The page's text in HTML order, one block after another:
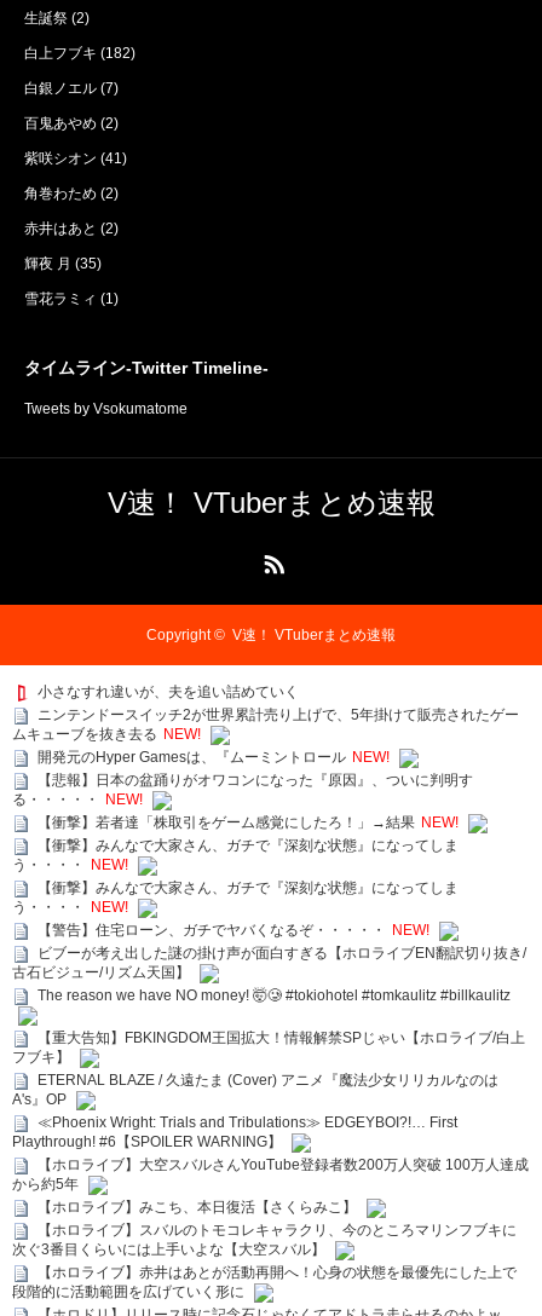
生誕祭 (2)
白上フブキ (182)
白銀ノエル (7)
百鬼あやめ (2)
紫咲シオン (41)
角巻わため (2)
赤井はあと (2)
輝夜 月 (35)
雪花ラミィ (1)
タイムライン-Twitter Timeline-
Tweets by Vsokumatome
V速！ VTuberまとめ速報
Copyright © V速！ VTuberまとめ速報
小さなすれ違いが、夫を追い詰めていく
ニンテンドースイッチ2が世界累計売り上げで、5年掛けて販売されたゲー
ムキューブを抜き去る NEW!
開発元のHyper Gamesは、『ムーミントロール NEW!
【悲報】日本の盆踊りがオワコンになった『原因』、ついに判明す
る・・・・・
NEW!
【衝撃】若者達「株取引をゲーム感覚にしたろ！」→結果 NEW!
【衝撃】みんなで大家さん、ガチで『深刻な状態』になってしま
う・・・・
NEW!
【衝撃】みんなで大家さん、ガチで『深刻な状態』になってしま
う・・・・
NEW!
【警告】住宅ローン、ガチでヤバくなるぞ・・・・・
NEW!
ビブーが考え出した謎の掛け声が面白すぎる【ホロライブEN翻訳切り抜き/
古石ビジュー/リズム天国】
The reason we have NO money! 🤯🥲 #tokiohotel #tomkaulitz #billkaulitz
【重大告知】FBKINGDOM王国拡大！情報解禁SPじゃい【ホロライブ/白上
フブキ】
ETERNAL BLAZE / 久遠たま (Cover) アニメ『魔法少女リリカルなのは
A's』OP
≪Phoenix Wright: Trials and Tribulations≫ EDGEYBOI?!… First
Playthrough! #6【SPOILER WARNING】
【ホロライブ】大空スバルさんYouTube登録者数200万人突破 100万人達成
から約5年
【ホロライブ】みこち、本日復活【さくらみこ】
【ホロライブ】スバルのトモコレキャラクリ、今のところマリンフブキに
次ぐ3番目くらいには上手いよな【大空スバル】
【ホロライブ】赤井はあとが活動再開へ！心身の状態を最優先にした上で
段階的に活動範囲を広げていく形に